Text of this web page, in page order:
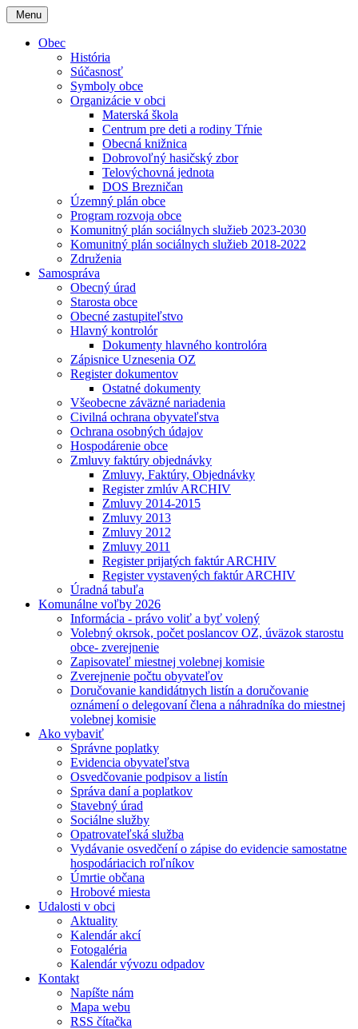
Menu
Obec
História
Súčasnosť
Symboly obce
Organizácie v obci
Materská škola
Centrum pre deti a rodiny Tŕnie
Obecná knižnica
Dobrovoľný hasičský zbor
Telovýchovná jednota
DOS Brezničan
Územný plán obce
Program rozvoja obce
Komunitný plán sociálnych služieb 2023-2030
Komunitný plán sociálnych služieb 2018-2022
Združenia
Samospráva
Obecný úrad
Starosta obce
Obecné zastupiteľstvo
Hlavný kontrolór
Dokumenty hlavného kontrolóra
Zápisnice Uznesenia OZ
Register dokumentov
Ostatné dokumenty
Všeobecne záväzné nariadenia
Civilná ochrana obyvateľstva
Ochrana osobných údajov
Hospodárenie obce
Zmluvy faktúry objednávky
Zmluvy, Faktúry, Objednávky
Register zmlúv ARCHIV
Zmluvy 2014-2015
Zmluvy 2013
Zmluvy 2012
Zmluvy 2011
Register prijatých faktúr ARCHIV
Register vystavených faktúr ARCHIV
Úradná tabuľa
Komunálne voľby 2026
Informácia - právo voliť a byť volený
Volebný okrsok, počet poslancov OZ, úväzok starostu
obce- zverejnenie
Zapisovateľ miestnej volebnej komisie
Zverejnenie počtu obyvateľov
Doručovanie kandidátnych listín a doručovanie
oznámení o delegovaní člena a náhradníka do miestnej
volebnej komisie
Ako vybaviť
Správne poplatky
Evidencia obyvateľstva
Osvedčovanie podpisov a listín
Správa daní a poplatkov
Stavebný úrad
Sociálne služby
Opatrovateľská služba
Vydávanie osvedčení o zápise do evidencie samostatne
hospodáriacich roľníkov
Úmrtie občana
Hrobové miesta
Udalosti v obci
Aktuality
Kalendár akcí
Fotogaléria
Kalendár vývozu odpadov
Kontakt
Napíšte nám
Mapa webu
RSS čítačka